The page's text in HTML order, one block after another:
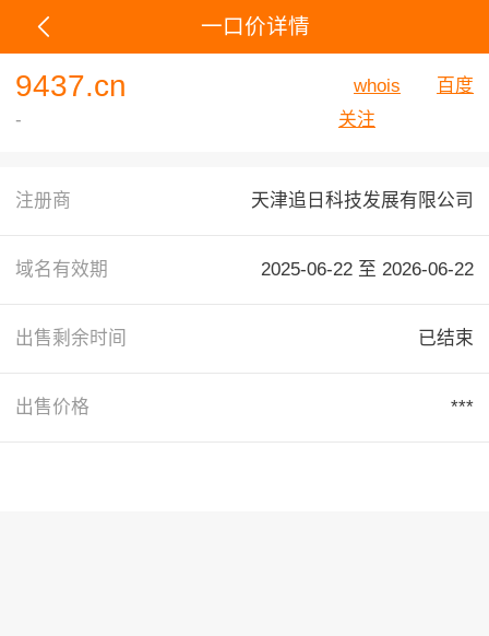
一口价详情
9437.cn
-
whois
百度
关注
注册商 天津追日科技发展有限公司
域名有效期 2025-06-22 至 2026-06-22
出售剩余时间 已结束
出售价格 ***